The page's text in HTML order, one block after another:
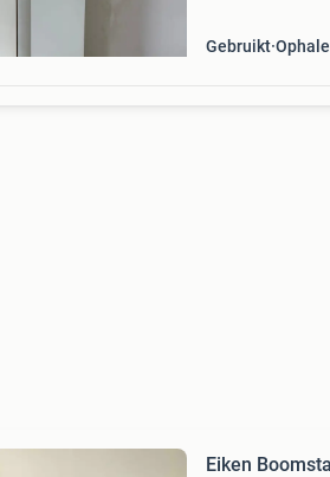
Gebruikt
Eiken